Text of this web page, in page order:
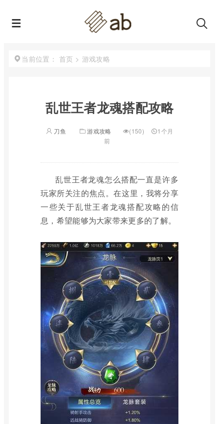
当前位置： 首页 > 游戏攻略
乱世王者龙魂搭配攻略
刀鱼 游戏攻略 (150)
1个月
前
乱世王者龙魂怎么搭配一直是许多
玩家所关注的焦点。在这里，我将分享
一些关于乱世王者龙魂搭配攻略的信
息，希望能够为大家带来更多的了解。